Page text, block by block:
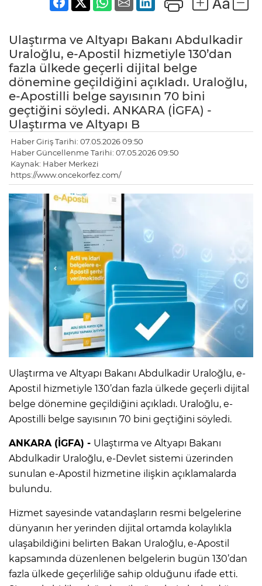
Ulaştırma ve Altyapı Bakanı Abdulkadir
Uraloğlu, e-Apostil hizmetiyle 130’dan
fazla ülkede geçerli dijital belge
dönemine geçildiğini açıkladı. Uraloğlu,
e-Apostilli belge sayısının 70 bini
geçtiğini söyledi. ANKARA (İGFA) -
Ulaştırma ve Altyapı B
Haber Giriş Tarihi: 07.05.2026 09:50
Haber Güncellenme Tarihi: 07.05.2026 09:50
Kaynak: Haber Merkezi
https://www.oncekorfez.com/
Ulaştırma ve Altyapı Bakanı Abdulkadir Uraloğlu, e-
Apostil hizmetiyle 130’dan fazla ülkede geçerli dijital
belge dönemine geçildiğini açıkladı. Uraloğlu, e-
Apostilli belge sayısının 70 bini geçtiğini söyledi.
ANKARA (İGFA) - Ulaştırma ve Altyapı Bakanı
Abdulkadir Uraloğlu, e-Devlet sistemi üzerinden
sunulan e-Apostil hizmetine ilişkin açıklamalarda
bulundu.
Hizmet sayesinde vatandaşların resmi belgelerine
dünyanın her yerinden dijital ortamda kolaylıkla
ulaşabildiğini belirten Bakan Uraloğlu, e-Apostil
kapsamında düzenlenen belgelerin bugün 130’dan
fazla ülkede geçerliliğe sahip olduğunu ifade etti.